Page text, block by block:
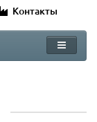
Контакты